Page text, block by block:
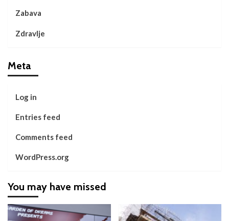
Zabava
Zdravlje
Meta
Log in
Entries feed
Comments feed
WordPress.org
You may have missed